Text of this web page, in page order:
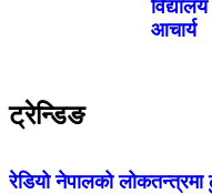
आचार्य
ट्रेन्डिङ
रेडियो नेपालको लोकतन्त्रमा